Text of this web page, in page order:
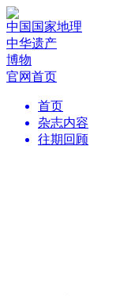
中国国家地理
中华遗产
博物
官网首页
首页
杂志内容
往期回顾